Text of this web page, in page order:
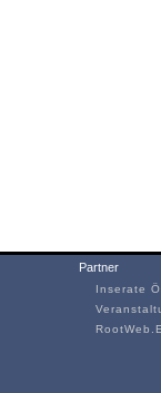
Partner
Inserate